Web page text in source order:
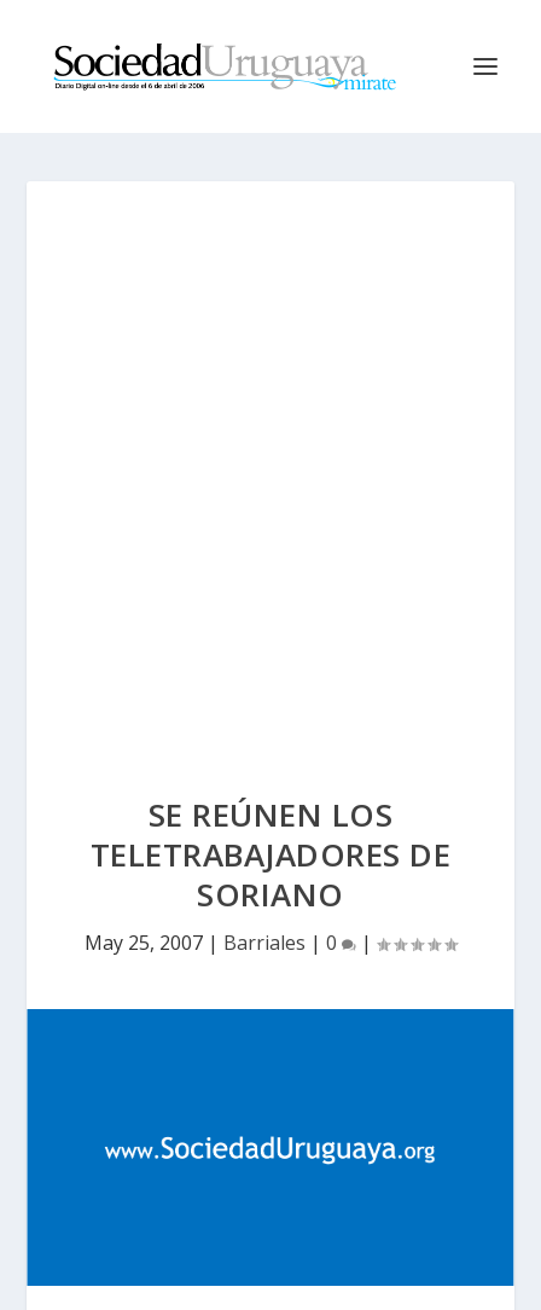
SE REÚNEN LOS
TELETRABAJADORES DE
SORIANO
May 25, 2007 | Barriales | 0 |